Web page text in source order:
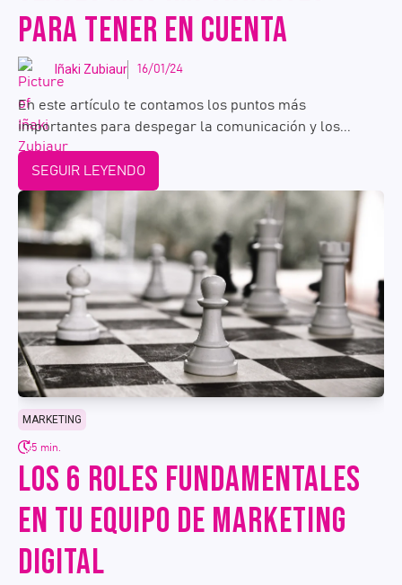
PARA TENER EN CUENTA
Iñaki Zubiaur 16/01/24
En este artículo te contamos los puntos más
importantes para despegar la comunicación y los...
SEGUIR LEYENDO
MARKETING
5 min.
LOS 6 ROLES FUNDAMENTALES
EN TU EQUIPO DE MARKETING
DIGITAL